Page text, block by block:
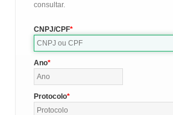
consultar.
CNPJ/CPF
Ano
Protocolo